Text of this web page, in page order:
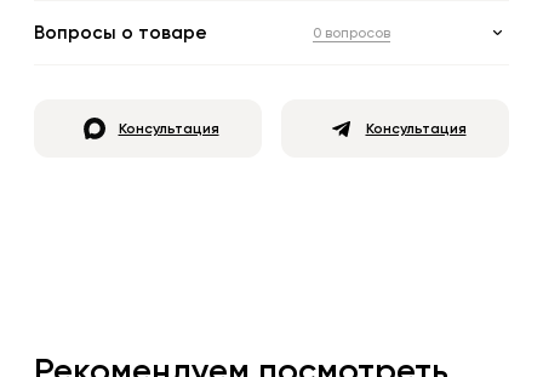
Вопросы о товаре 0 вопросов
Консультация Консультация